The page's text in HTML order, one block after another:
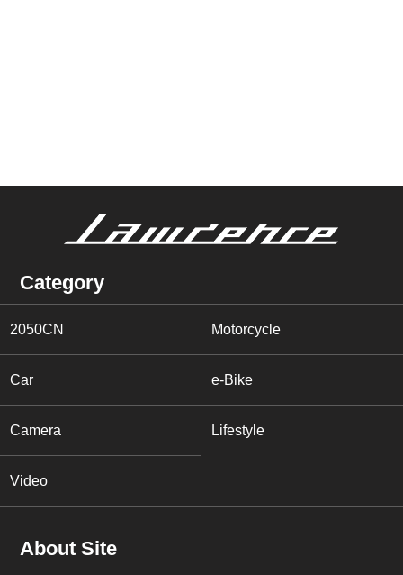
Category
2050CN Motorcycle
Car e-Bike
Camera Lifestyle
Video
About Site